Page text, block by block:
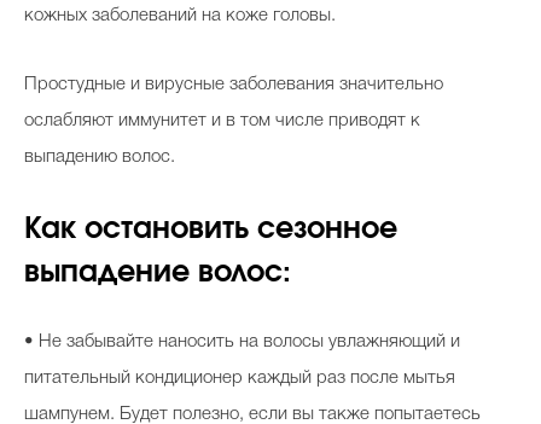
кожных заболеваний на коже головы.
Простудные и вирусные заболевания значительно
ослабляют иммунитет и в том числе приводят к
выпадению волос.
Как остановить сезонное
выпадение волос:
• Не забывайте наносить на волосы увлажняющий и
питательный кондиционер каждый раз после мытья
шампунем. Будет полезно, если вы также попытаетесь